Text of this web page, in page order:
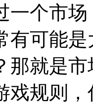
一个市
有可能
那就是
戏规则